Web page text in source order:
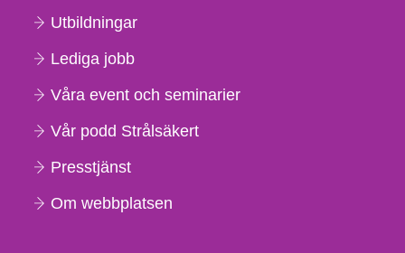
Utbildningar
Lediga jobb
Våra event och seminarier
Vår podd Strålsäkert
Presstjänst
Om webbplatsen